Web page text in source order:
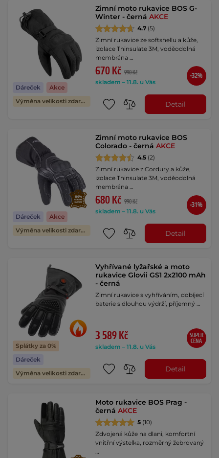
Dáreček
Akce
Výměna velikosti zdarma
Zimní moto rukavice BOS G-
Winter - černáAKCE
4.7 (5)
Zimní rukavice ze softshellu a kůže,
izolace Thinsulate 3M, voděodolná
membrána …
670 Kč 990 Kč
skladem – 11.8. u Vás
-32%
Detail
Dáreček
Akce
Výměna velikosti zdarma
Zimní moto rukavice BOS
Colorado - černáAKCE
4.5 (2)
Zimní rukavice z Cordury a kůže,
izolace Thinsulate 3M, voděodolná
membrána …
680 Kč 990 Kč
skladem – 11.8. u Vás
-31%
Detail
Splátky za 0%
Dáreček
Výměna velikosti zdarma
Vyhřívané lyžařské a moto
rukavice Glovii GS1 2x2100 mAh
- černá
Zimní rukavice s vyhříváním, dobíjecí
baterie s dlouhou výdrží, příjemný …
3 589 Kč
skladem – 11.8. u Vás
SUPER
CENA
Detail
Moto rukavice BOS Prag -
černáAKCE
5 (10)
Zdvojená kůže na dlani, komfortní
vnitřní výstelka, rozměrný žebrovaný
…